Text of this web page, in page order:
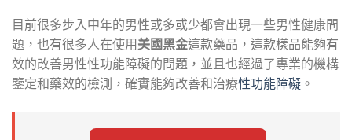
目前很多步入中年的男性或多或少都會出現一些男性健康問
題，也有很多人在使用美國黑金這款藥品，這款樣品能夠有
效的改善男性性功能障礙的問題，並且也經過了專業的機構
鑒定和藥效的檢測，確實能夠改善和治療性功能障礙 。